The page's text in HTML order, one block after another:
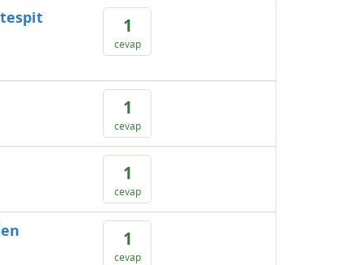
1
cevap
tespit
1
cevap
1
cevap
1
cevap